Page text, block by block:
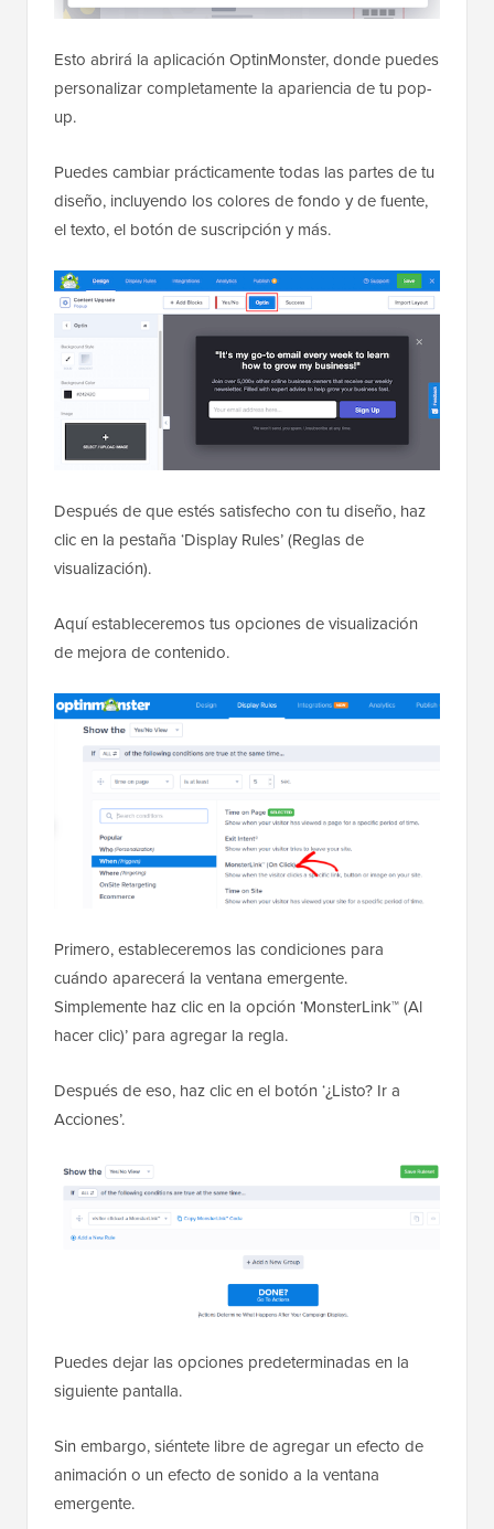
Esto abrirá la aplicación OptinMonster, donde puedes
personalizar completamente la apariencia de tu pop-
up.
Puedes cambiar prácticamente todas las partes de tu
diseño, incluyendo los colores de fondo y de fuente,
el texto, el botón de suscripción y más.
Después de que estés satisfecho con tu diseño, haz
clic en la pestaña ‘Display Rules’ (Reglas de
visualización).
Aquí estableceremos tus opciones de visualización
de mejora de contenido.
Primero, estableceremos las condiciones para
cuándo aparecerá la ventana emergente.
Simplemente haz clic en la opción ‘MonsterLink™ (Al
hacer clic)’ para agregar la regla.
Después de eso, haz clic en el botón ‘¿Listo? Ir a
Acciones’.
Puedes dejar las opciones predeterminadas en la
siguiente pantalla.
Sin embargo, siéntete libre de agregar un efecto de
animación o un efecto de sonido a la ventana
emergente.